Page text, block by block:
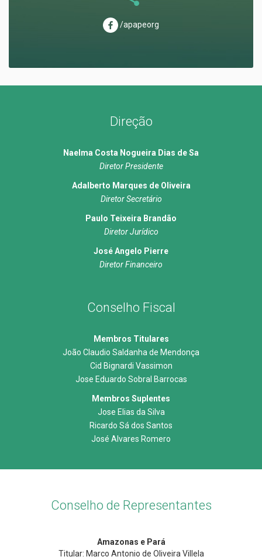
/apapeorg
Direção
Naelma Costa Nogueira Dias de Sa
Diretor Presidente
Adalberto Marques de Oliveira
Diretor Secretário
Paulo Teixeira Brandão
Diretor Jurídico
José Angelo Pierre
Diretor Financeiro
Conselho Fiscal
Membros Titulares
João Claudio Saldanha de Mendonça
Cid Bignardi Vassimon
Jose Eduardo Sobral Barrocas
Membros Suplentes
Jose Elias da Silva
Ricardo Sá dos Santos
José Alvares Romero
Conselho de Representantes
Amazonas e Pará
Titular: Marco Antonio de Oliveira Villela